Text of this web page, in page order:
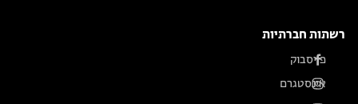
רשתות חברתיות
פייסבוק
אינסטגרם